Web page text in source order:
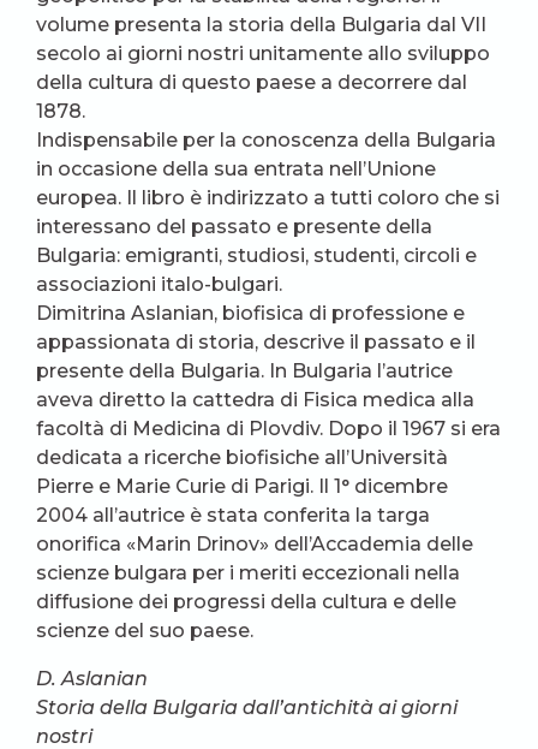
volume presenta la storia della Bulgaria dal VII
secolo ai giorni nostri unitamente allo sviluppo
della cultura di questo paese a decorrere dal
1878.
Indispensabile per la conoscenza della Bulgaria
in occasione della sua entrata nell’Unione
europea. Il libro è indirizzato a tutti coloro che si
interessano del passato e presente della
Bulgaria: emigranti, studiosi, studenti, circoli e
associazioni italo-bulgari.
Dimitrina Aslanian, biofisica di professione e
appassionata di storia, descrive il passato e il
presente della Bulgaria. In Bulgaria l’autrice
aveva diretto la cattedra di Fisica medica alla
facoltà di Medicina di Plovdiv. Dopo il 1967 si era
dedicata a ricerche biofisiche all’Università
Pierre e Marie Curie di Parigi. Il 1° dicembre
2004 all’autrice è stata conferita la targa
onorifica «Marin Drinov» dell’Accademia delle
scienze bulgara per i meriti eccezionali nella
diffusione dei progressi della cultura e delle
scienze del suo paese.
D. Aslanian
Storia della Bulgaria dall’antichità ai giorni
nostri